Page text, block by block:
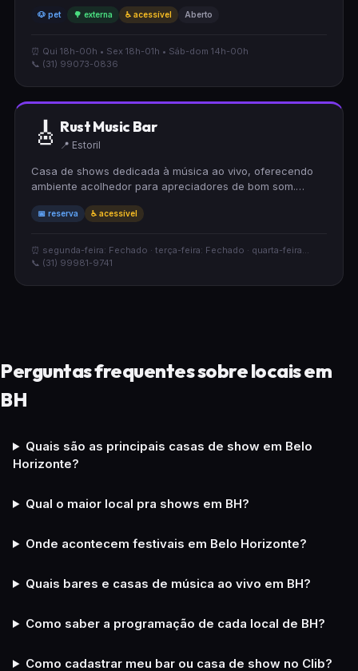
rodeado de árvores, mobiliário reciclável.
🐶 pet 🌳 externa ♿ acessível Aberto
⏰ Qui 18h-00h • Sex 18h-01h • Sáb-dom 14h-00h
📞 (31) 99073-0836
🎸 Rust Music Bar
📍 Estoril
Casa de shows dedicada à música ao vivo, oferecendo
ambiente acolhedor para apreciadores de bom som.
facilitando o planejamento de suas visitas. Espaço ideal
descontraído.
📅 reserva ♿ acessível
⏰ segunda-feira: Fechado · terça-feira: Fechado · quarta-feira...
📞 (31) 99981-9741
Perguntas frequentes sobre locais em
BH
Quais são as principais casas de show em Belo
Horizonte?
Qual o maior local pra shows em BH?
Onde acontecem festivais em Belo Horizonte?
Quais bares e casas de música ao vivo em BH?
Como saber a programação de cada local de BH?
Como cadastrar meu bar ou casa de show no Clib?